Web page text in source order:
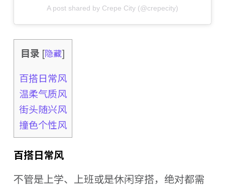
A post shared by Crepe City (@crepecity)
目录 [隐藏]
百搭日常风
温柔气质风
街头随兴风
撞色个性风
百搭日常风
不管是上学、上班或是休闲穿搭，绝对都需